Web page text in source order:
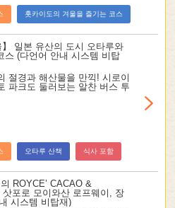
홋카이도의 겨울을 즐기는 코스
】 일본 유산의 도시 오타루와
스 (다언어 안내 시스템 비탑
절경과 해산물을 만끽! 시로이
파크도 둘러보는 알찬 버스 투
오타루 산책 식사 포함
ROYCE’ CACAO &
삿포로 모이와산 로프웨이, 장
시스템 비탑재)